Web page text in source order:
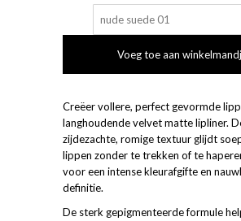
Creëer vollere, perfect gevormde
langhoudende velvet matte lipliner.
zijdezachte, romige textuur glijdt
lippen zonder te trekken of te
voor een intense kleurafgifte en
definitie.
De sterk gepigmenteerde formule